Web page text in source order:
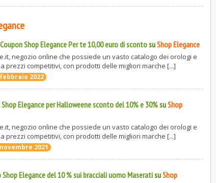
Shop Elegance Per te 10,00 euro di scontosuShop Elegance
negozio online che possiede un vasto catalogo dei orologi e
prezzi competitivi, con prodotti delle migliori marche [...]
2022
Shop Elegance per Halloweene sconto del 10% e 30%suShop
negozio online che possiede un vasto catalogo dei orologi e
prezzi competitivi, con prodotti delle migliori marche [...]
2021
Elegance del 10 % sui bracciali uomo MaseratisuShop